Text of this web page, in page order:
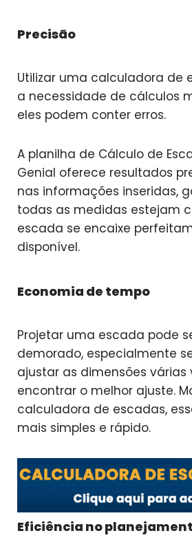
Precisão
Utilizar uma calculadora de
a necessidade de cálculos
eles podem conter erros.
A planilha de Cálculo de
Genial oferece resultados
nas informações inseridas,
todas as medidas estejam
escada se encaixe
disponível.
Economia de tempo
Projetar uma escada pode
demorado, especialmente
ajustar as dimensões várias
encontrar o melhor ajuste.
calculadora de escadas,
mais simples e rápido.
Eficiência no